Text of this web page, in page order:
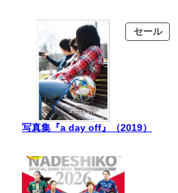
セール販
売
写真集『a day off』（2019）